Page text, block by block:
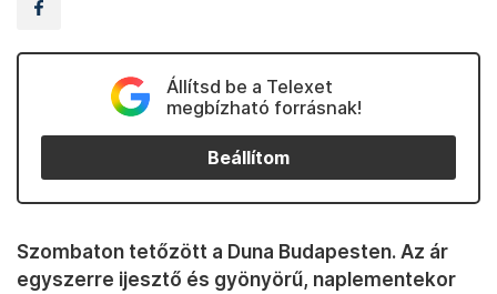
Állítsd be a Telexet
megbízható forrásnak!
Beállítom
Szombaton tetőzött a Duna Budapesten. Az ár
egyszerre ijesztő és gyönyörű, naplementekor